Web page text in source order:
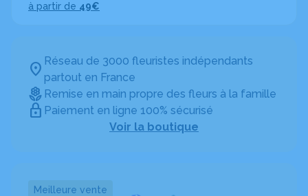
Réseau de 3000 fleuristes indépendants
partout en France
Remise en main propre des fleurs à la famille
Paiement en ligne 100% sécurisé
Voir la boutique
à partir de 49€
Meilleure vente